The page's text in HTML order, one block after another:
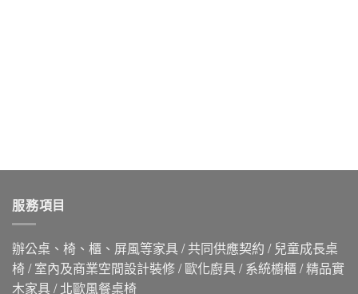
服務項目
辦公桌、椅、櫃、屏風等家具 / 共同供應契約 / 兒童成長桌
椅 / 室內及商業空間設計裝修 / 歐化廚具 / 系統櫥櫃 / 精品實
木家具 / 北歐風餐桌椅